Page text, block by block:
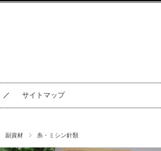
サイトマップ
副資材 糸・ミシン針類